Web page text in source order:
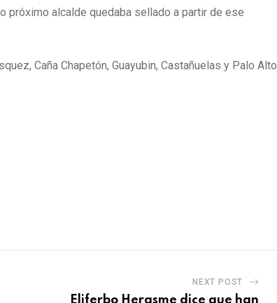
próximo alcalde quedaba sellado a partir de ese
Caña Chapetón, Guayubin, Castañuelas y Palo Alto.
NEXT POST
Eliferbo Herasme dice que han